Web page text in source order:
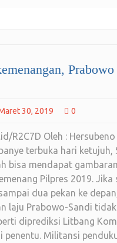
30, 2019 0
R2C7D Oleh :
terbuka hari ketujuh,
bisa mendapat
Pilpres 2019. Jika
dua pekan ke
laju Prabowo-Sandi
diprediksi Litbang
penentu. Militansi